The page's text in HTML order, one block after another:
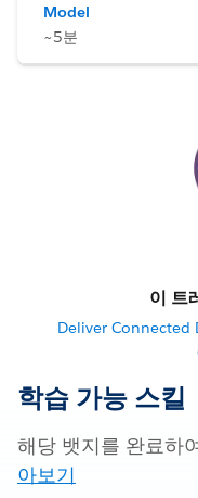
Model
~5분
이 트
Deliver Connected
학습 가능 스킬
해당 뱃지를 완료하
아보기